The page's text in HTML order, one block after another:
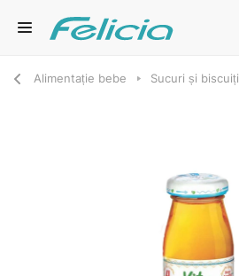
Alimentație bebe Sucuri și biscuiți